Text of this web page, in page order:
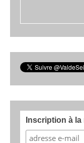
Inscription à